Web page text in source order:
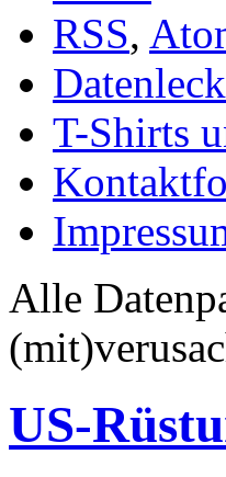
RSS,
T-Shirts
Alle
US-